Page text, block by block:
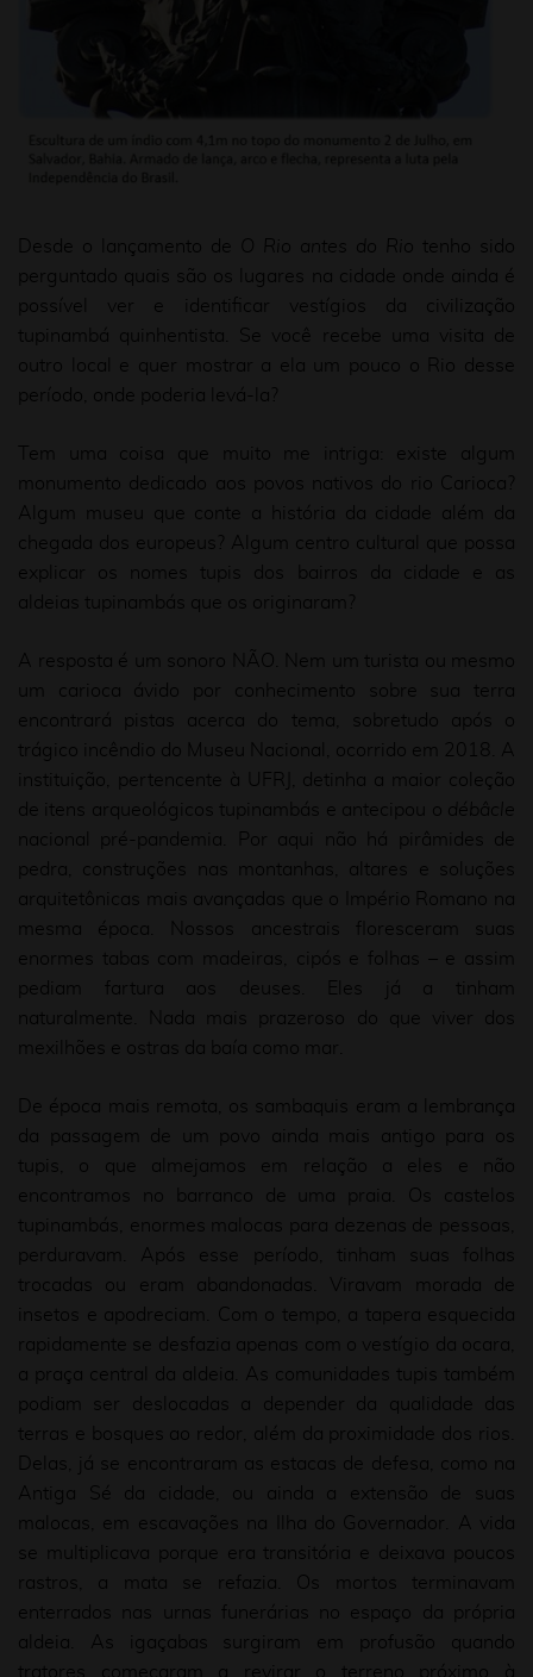
Desde o lançamento de O Rio antes do Rio tenho sido
perguntado quais são os lugares na cidade onde ainda é
possível ver e identificar vestígios da civilização
tupinambá quinhentista. Se você recebe uma visita de
outro local e quer mostrar a ela um pouco o Rio desse
período, onde poderia levá-la?
Tem uma coisa que muito me intriga: existe algum
monumento dedicado aos povos nativos do rio Carioca?
Algum museu que conte a história da cidade além da
chegada dos europeus? Algum centro cultural que possa
explicar os nomes tupis dos bairros da cidade e as
aldeias tupinambás que os originaram?
A resposta é um sonoro NÃO. Nem um turista ou mesmo
um carioca ávido por conhecimento sobre sua terra
encontrará pistas acerca do tema, sobretudo após o
trágico incêndio do Museu Nacional, ocorrido em 2018. A
instituição, pertencente à UFRJ, detinha a maior coleção
de itens arqueológicos tupinambás e antecipou o débâcle
nacional pré-pandemia. Por aqui não há pirâmides de
pedra, construções nas montanhas, altares e soluções
arquitetônicas mais avançadas que o Império Romano na
mesma época. Nossos ancestrais floresceram suas
enormes tabas com madeiras, cipós e folhas – e assim
pediam fartura aos deuses. Eles já a tinham
naturalmente. Nada mais prazeroso do que viver dos
mexilhões e ostras da baía como mar.
De época mais remota, os sambaquis eram a lembrança
da passagem de um povo ainda mais antigo para os
tupis, o que almejamos em relação a eles e não
encontramos no barranco de uma praia. Os castelos
tupinambás, enormes malocas para dezenas de pessoas,
perduravam. Após esse período, tinham suas folhas
trocadas ou eram abandonadas. Viravam morada de
insetos e apodreciam. Com o tempo, a tapera esquecida
rapidamente se desfazia apenas com o vestígio da ocara,
a praça central da aldeia. As comunidades tupis também
podiam ser deslocadas a depender da qualidade das
terras e bosques ao redor, além da proximidade dos rios.
Delas, já se encontraram as estacas de defesa, como na
Antiga Sé da cidade, ou ainda a extensão de suas
malocas, em escavações na Ilha do Governador. A vida
se multiplicava porque era transitória e deixava poucos
rastros, a mata se refazia. Os mortos terminavam
enterrados nas urnas funerárias no espaço da própria
aldeia. As igaçabas surgiram em profusão quando
tratores começaram a revirar o terreno próximo à